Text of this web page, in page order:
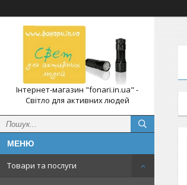
Інтернет-магазин "fonari.in.ua" -
Світло для активних людей
Товари та послуги